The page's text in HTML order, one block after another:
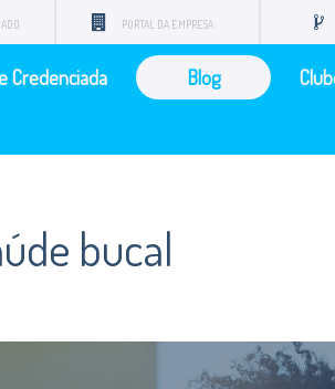
PORTAL DA EMPRESA
Credenciada Blog
bucal